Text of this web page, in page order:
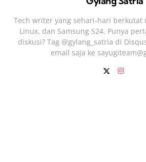
Tech writer yang sehari‑hari berkutat
Linux, dan Samsung S24. Punya
diskusi? Tag @gylang_satria di
email saja ke